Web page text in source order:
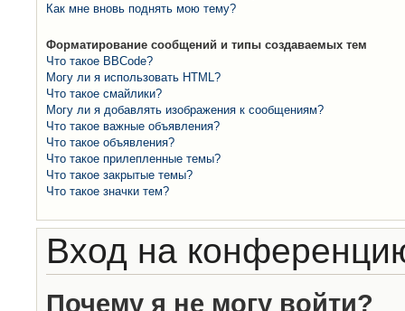
Как мне вновь поднять мою тему?
Форматирование сообщений и типы создаваемых тем
Что такое BBCode?
Могу ли я использовать HTML?
Что такое смайлики?
Могу ли я добавлять изображения к сообщениям?
Что такое важные объявления?
Что такое объявления?
Что такое прилепленные темы?
Что такое закрытые темы?
Что такое значки тем?
Вход на
Почему я не могу войти?